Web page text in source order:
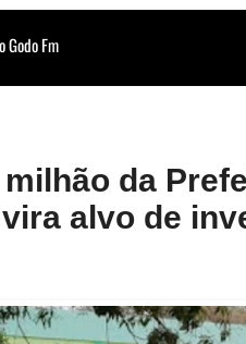
da
alvo de